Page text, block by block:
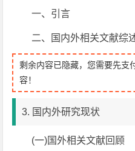
一、引言
二、国内外相关文献综
剩余内容已隐藏，您需要先支
容！
3. 国内外研究现状
(一)国外相关文献回顾